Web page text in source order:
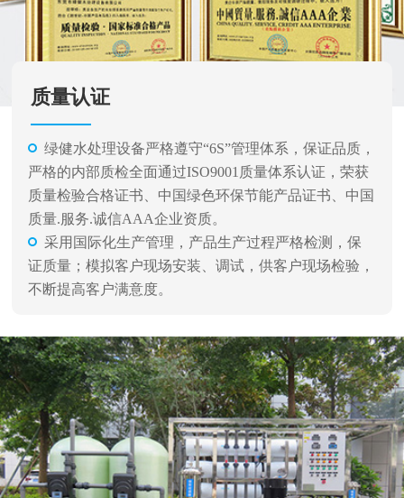
质量认证
绿健水处理设备严格遵守“6S”管理体系，保证品质，
严格的内部质检全面通过ISO9001质量体系认证，荣获
质量检验合格证书、中国绿色环保节能产品证书、中国
质量.服务.诚信AAA企业资质。
采用国际化生产管理，产品生产过程严格检测，保
证质量；模拟客户现场安装、调试，供客户现场检验，
不断提高客户满意度。